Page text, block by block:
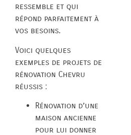
ressemble et qui
répond parfaitement à
vos besoins.
Voici quelques
exemples de projets de
rénovation Chevru
réussis :
Rénovation d’une
maison ancienne
pour lui donner